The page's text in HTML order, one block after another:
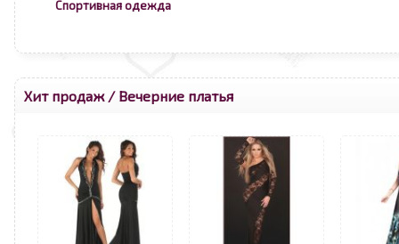
Спортивная одежда
Хит продаж/ Вечерние платья